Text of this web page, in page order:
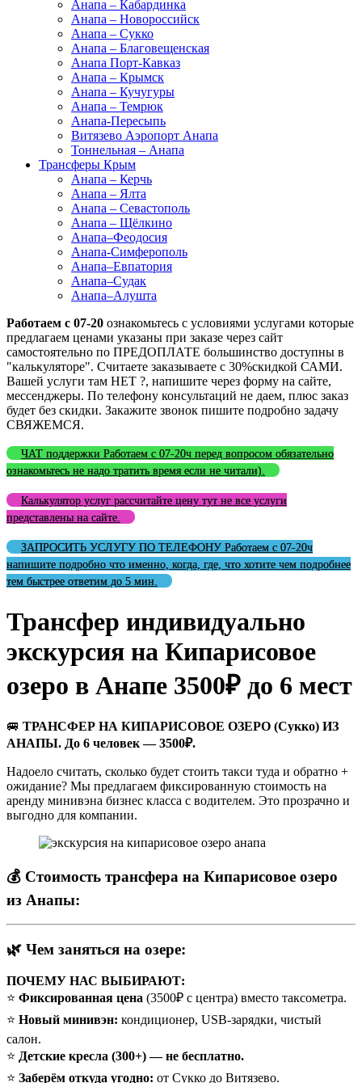
Анапа – Кабардинка
Анапа – Новороссийск
Анапа – Сукко
Анапа – Благовещенская
Анапа Порт-Кавказ
Анапа – Крымск
Анапа – Кучугуры
Анапа – Темрюк
Анапа-Пересыпь
Витязево Аэропорт Анапа
Тоннельная – Анапа
Трансферы Крым
Анапа – Керчь
Анапа – Ялта
Анапа – Севастополь
Анапа – Щёлкино
Анапа–Феодосия
Анапа-Симферополь
Анапа–Евпатория
Анапа–Судак
Анапа–Алушта
Работаем с 07-20 ознакомьтесь с условиями услугами которые
предлагаем ценами указаны при заказе через сайт
самостоятельно по ПРЕДОПЛАТЕ большинство доступны в
"калькуляторе". Считаете заказываете с 30%скидкой САМИ.
Вашей услуги там НЕТ ?, напишите через форму на сайте,
мессенджеры. По телефону консультаций не даем, плюс заказ
будет без скидки. Закажите звонок пишите подробно задачу
СВЯЖЕМСЯ.
ЧАТ поддержки Работаем с 07-20ч перед вопросом обязательно
ознакомьтесь не надо тратить время если не читали).
Калькулятор услуг рассчитайте цену тут не все услуги
представлены на сайте.
ЗАПРОСИТЬ УСЛУГУ ПО ТЕЛЕФОНУ Работаем с 07-20ч
напишите подробно что именно, когда, где, что хотите чем подробнее
тем быстрее ответим до 5 мин.
Трансфер индивидуально
экскурсия на Кипарисовое
озеро в Анапе 3500₽ до 6 мест
🚐 ТРАНСФЕР НА КИПАРИСОВОЕ ОЗЕРО (Сукко) ИЗ
АНАПЫ. До 6 человек — 3500₽.
Надоело считать, сколько будет стоить такси туда и обратно +
ожидание? Мы предлагаем фиксированную стоимость на
аренду минивэна бизнес класса с водителем. Это прозрачно и
выгодно для компании.
💰 Стоимость трансфера на Кипарисовое озеро
из Анапы:
🌿 Чем заняться на озере:
ПОЧЕМУ НАС ВЫБИРАЮТ:
⭐️ Фиксированная цена (3500₽ с центра) вместо таксометра.
⭐️ Новый минивэн: кондиционер, USB-зарядки, чистый
салон.
⭐️ Детские кресла (300+) — не бесплатно.
⭐️ Заберём откуда угодно: от Сукко до Витязево.